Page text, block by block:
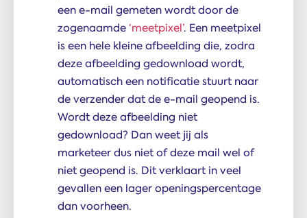
een e-mail gemeten wordt door de
zogenaamde‘meetpixel’. Een meetpixel
is een hele kleine afbeelding die, zodra
deze afbeelding gedownload wordt,
automatisch een notificatie stuurt naar
de verzender dat de e-mail geopend is.
Wordt deze afbeelding niet
gedownload? Dan weet jij als
marketeer dus niet of deze mail wel of
niet geopend is. Dit verklaart in veel
gevallen een lager openingspercentage
dan voorheen.